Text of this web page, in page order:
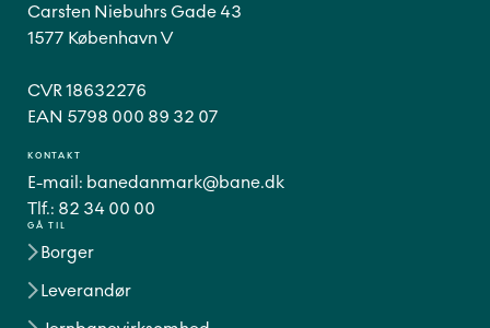
GÅ TIL
Borger
Leverandør
Carsten Niebuhrs Gade 43
1577 København V
CVR 18632276
EAN 5798 000 89 32 07
KONTAKT
E-mail: banedanmark@bane.dk
Tlf.: 82 34 00 00